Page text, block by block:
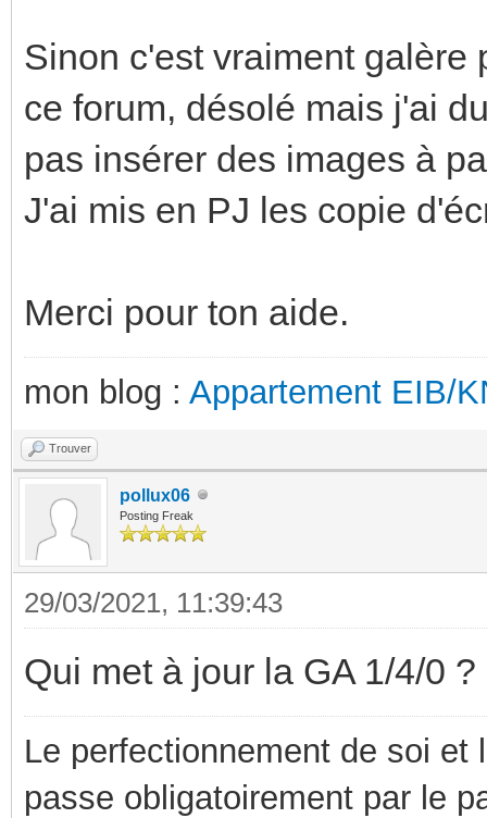
Sinon c'est vraiment galère
ce forum, désolé mais j'ai
pas insérer des images à
J'ai mis en PJ les copie
Merci pour ton aide.
mon blog : Appartement EIB/
Trouver
pollux06
Posting Freak
29/03/2021, 11:39:43
Qui met à jour la GA 1/4/0
Le perfectionnement de soi
passe obligatoirement par le